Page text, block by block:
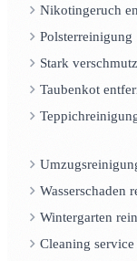
Nikotingeruch
Polsterreinigung
Stark
Taubenkot
Wasserschaden
Wintergarten
Cleaning service